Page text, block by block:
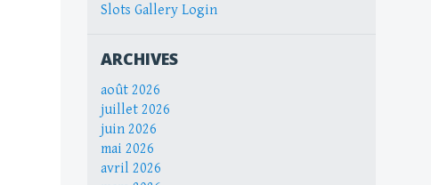
Slots Gallery Login
ARCHIVES
août 2026
juillet 2026
juin 2026
mai 2026
avril 2026